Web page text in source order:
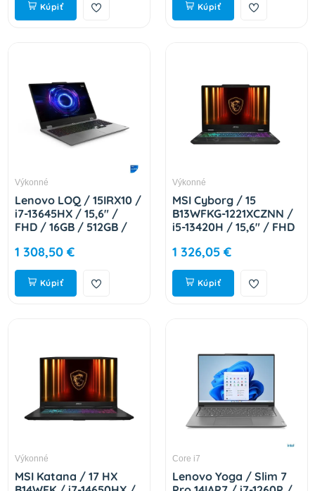
Kúpiť Kúpiť
Výkonné
Lenovo LOQ / 15IRX10 /
i7-13645HX / 15,6" /
FHD / 16GB / 512GB /
Gray / 2R 83JE01C3CK
1 308,50 €
Kúpiť
Výkonné
MSI Cyborg / 15
B13WFKG-1221XCZNN /
i5-13420H / 15,6" / FHD
5060 / bez OS / Black /
2R 9S7-15Q342-1221
1 326,05 €
Kúpiť
Výkonné
MSI Katana / 17 HX
Core i7
Lenovo Yoga / Slim 7